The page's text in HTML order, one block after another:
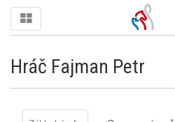
Hráč Fajman Petr